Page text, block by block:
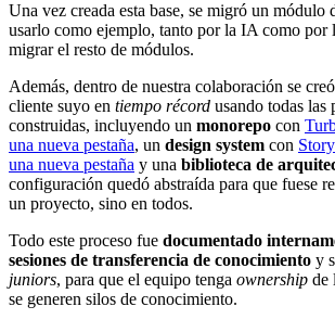
Una vez creada esta base, se migró un módulo
usarlo como ejemplo, tanto por la IA como por
migrar el resto de módulos.
Además, dentro de nuestra colaboración se
cliente suyo en tiempo récord usando todas las
construidas, incluyendo un monorepo con
una nueva pestaña, un design system con
una nueva pestaña y una biblioteca de
configuración quedó abstraída para que fuese
un proyecto, sino en todos.
Todo este proceso fue documentado
sesiones de transferencia de conocimiento y
juniors, para que el equipo tenga ownership de
se generen silos de conocimiento.